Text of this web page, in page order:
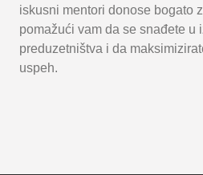
iskusni mentori donose bogato
pomažući vam da se snađete u
preduzetništva i da
uspeh.